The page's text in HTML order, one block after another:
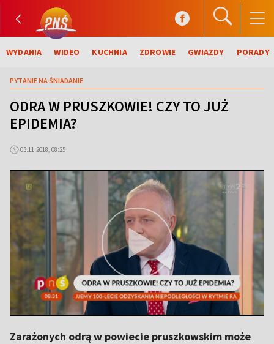
WYDANIA WIDEO KUCHNIA ZDROWIE GWIAZDY PORADY
PYTANIE NA ŚNIADANIE
ODRA W PRUSZKOWIE! CZY TO JUŻ
EPIDEMIA?
03.11.2018, 08:25
Zarażonych odrą w powiecie pruszkowskim może